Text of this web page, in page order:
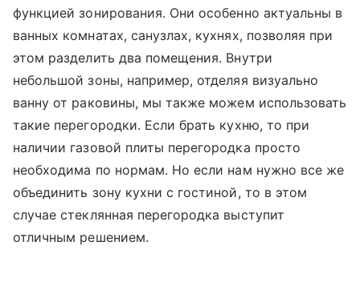
функцией зонирования. Они особенно актуальны в
ванных комнатах, санузлах, кухнях, позволяя при
этом разделить два помещения. Внутри
небольшой зоны, например, отделяя визуально
ванну от раковины, мы также можем использовать
такие перегородки. Если брать кухню, то при
наличии газовой плиты перегородка просто
необходима по нормам. Но если нам нужно все же
объединить зону кухни с гостиной, то в этом
случае стеклянная перегородка выступит
отличным решением.